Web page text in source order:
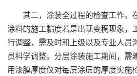
其二，涂装全过程的检查工作。在
涂料的施工黏度若是出现变稠现象，
行调整，需及时和上级以及专业人员
员科学调整。分层涂装施工期间，需
用漆膜厚度仪对每层涂层的厚度实施